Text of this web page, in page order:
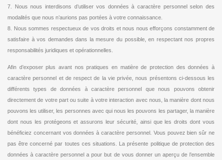
7. Nous nous interdisons d’utiliser vos données à caractère personnel selon des
modalités que nous n’aurions pas portées à votre connaissance.
8. Nous sommes respectueux de vos droits et nous nous efforçons constamment de
satisfaire à vos demandes dans la mesure du possible, en respectant nos propres
responsabilités juridiques et opérationnelles.
Afin d’exposer plus avant nos pratiques en matière de protection des données à
caractère personnel et de respect de la vie privée, nous présentons ci-dessous les
différents types de données à caractère personnel que nous pouvons obtenir
directement de votre part ou suite à votre interaction avec nous, la manière dont nous
pouvons les utiliser, les personnes avec qui nous les pouvons les partager, la manière
dont nous les protégeons et assurons leur sécurité, ainsi que les droits dont vous
bénéficiez concernant vos données à caractère personnel. Vous pouvez bien sûr ne
pas être concerné par toutes ces situations. La présente politique de protection des
données à caractère personnel a pour but de vous donner un aperçu de l’ensemble